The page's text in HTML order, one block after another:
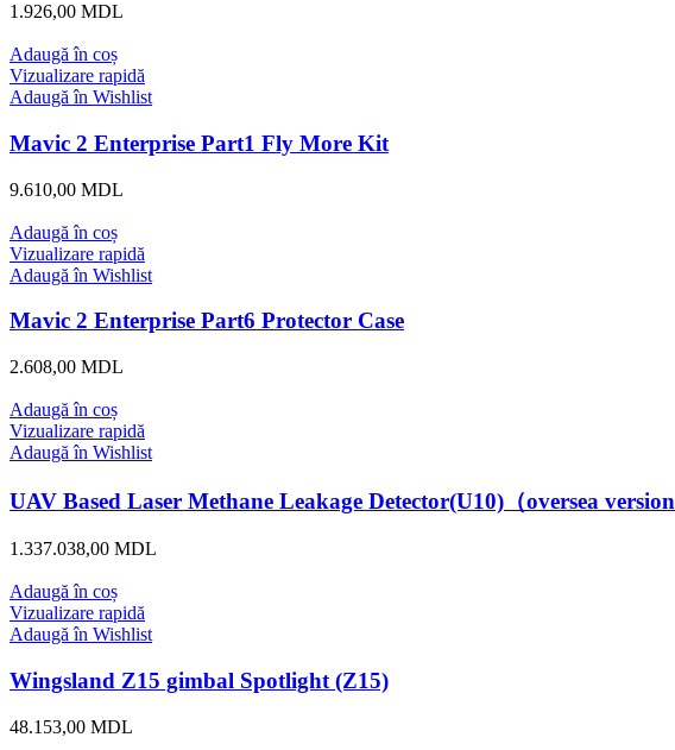
1.926,00 MDL
Adaugă în coș
Vizualizare rapidă
Adaugă în Wishlist
Mavic 2 Enterprise Part1 Fly More Kit
9.610,00 MDL
Adaugă în coș
Vizualizare rapidă
Adaugă în Wishlist
Mavic 2 Enterprise Part6 Protector Case
2.608,00 MDL
Adaugă în coș
Vizualizare rapidă
Adaugă în Wishlist
UAV Based Laser Methane Leakage Detector(U10)（oversea version
1.337.038,00 MDL
Adaugă în coș
Vizualizare rapidă
Adaugă în Wishlist
Wingsland Z15 gimbal Spotlight (Z15)
48.153,00 MDL